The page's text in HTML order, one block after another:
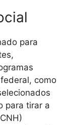
para
como
para tirar a